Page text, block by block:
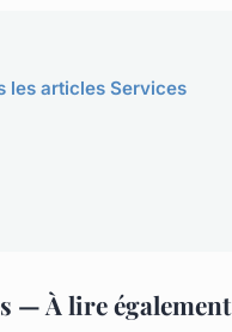
les articles Services
— À lire également